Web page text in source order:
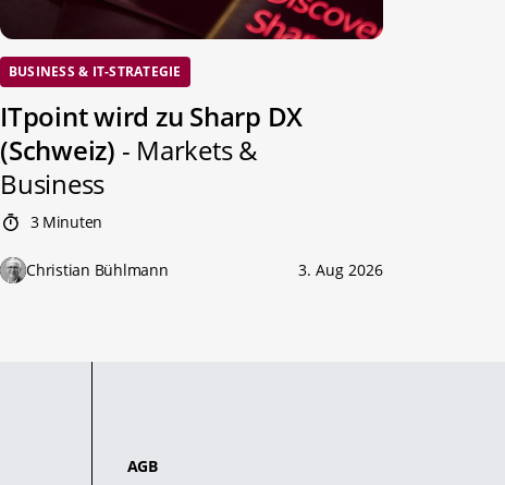
BUSINESS & IT-STRATEGIE
ITpoint wird zu Sharp DX
(Schweiz) - Markets &
Business
3 Minuten
Christian Bühlmann 3. Aug 2026
AGB